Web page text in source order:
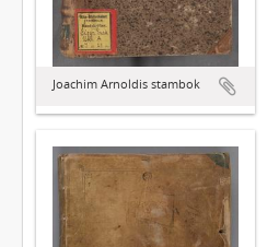
Joachim Arnoldis stambok